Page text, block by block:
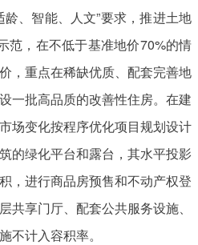
、智能、人文”要求，推进土地
范，在不低于基准地价70%的情
，重点在稀缺优质、配套完善地
一批高品质的改善性住房。在建
场变化按程序优化项目规划设计
的绿化平台和露台，其水平投影
，进行商品房预售和不动产权登
共享门厅、配套公共服务设施、
不计入容积率。